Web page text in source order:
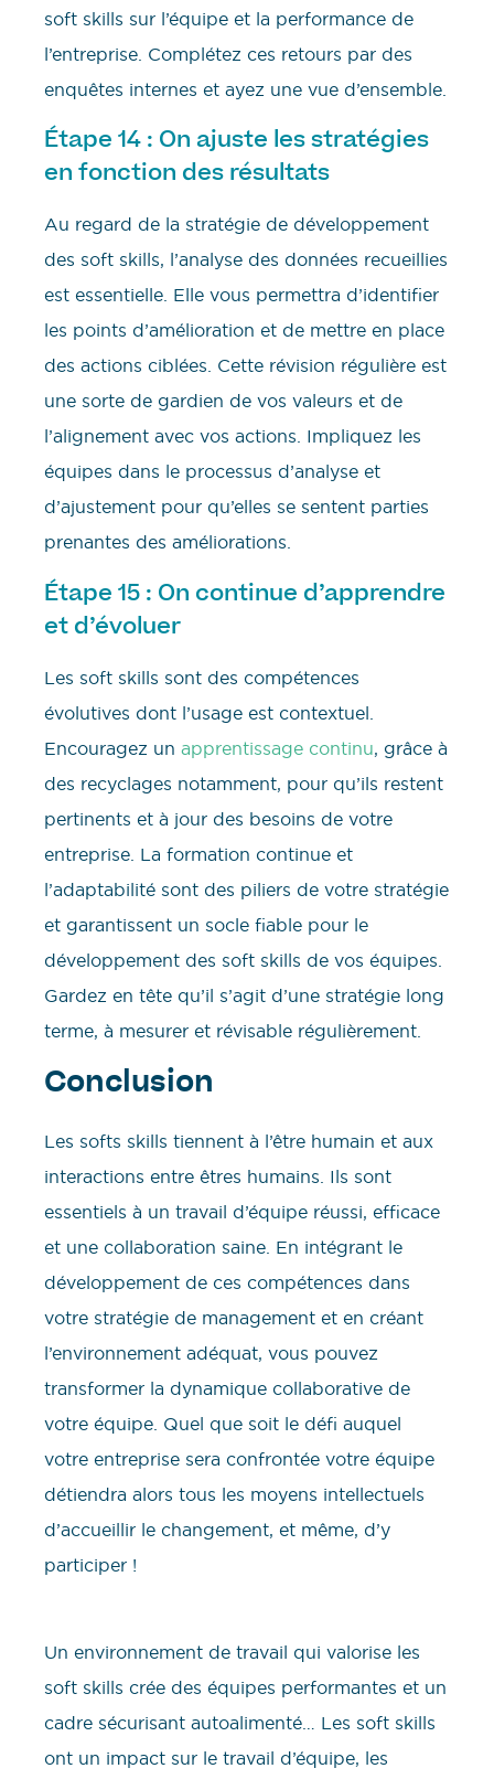
soft skills sur l’équipe et la performance de
l’entreprise. Complétez ces retours par des
enquêtes internes et ayez une vue d’ensemble.
Étape 14 : On ajuste les stratégies
en fonction des résultats
Au regard de la stratégie de développement
des soft skills, l’analyse des données recueillies
est essentielle. Elle vous permettra d’identifier
les points d’amélioration et de mettre en place
des actions ciblées. Cette révision régulière est
une sorte de gardien de vos valeurs et de
l’alignement avec vos actions. Impliquez les
équipes dans le processus d’analyse et
d’ajustement pour qu’elles se sentent parties
prenantes des améliorations.
Étape 15 : On continue d’apprendre
et d’évoluer
Les soft skills sont des compétences
évolutives dont l’usage est contextuel.
Encouragez un apprentissage continu, grâce à
des recyclages notamment, pour qu’ils restent
pertinents et à jour des besoins de votre
entreprise. La formation continue et
l’adaptabilité sont des piliers de votre stratégie
et garantissent un socle fiable pour le
développement des soft skills de vos équipes.
Gardez en tête qu’il s’agit d’une stratégie long
terme, à mesurer et révisable régulièrement.
Conclusion
Les softs skills tiennent à l’être humain et aux
interactions entre êtres humains. Ils sont
essentiels à un travail d’équipe réussi, efficace
et une collaboration saine. En intégrant le
développement de ces compétences dans
votre stratégie de management et en créant
l’environnement adéquat, vous pouvez
transformer la dynamique collaborative de
votre équipe. Quel que soit le défi auquel
votre entreprise sera confrontée votre équipe
détiendra alors tous les moyens intellectuels
d’accueillir le changement, et même, d’y
participer !
Un environnement de travail qui valorise les
soft skills crée des équipes performantes et un
cadre sécurisant autoalimenté… Les soft skills
ont un impact sur le travail d’équipe, les